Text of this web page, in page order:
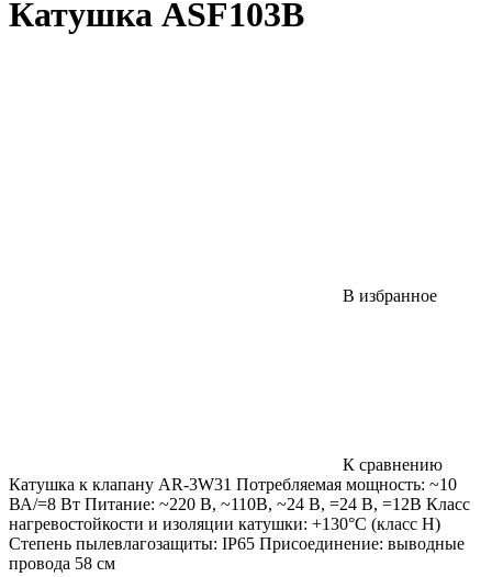
Катушка ASF103B
В избранное
К сравнению
Катушка к клапану AR-3W31 Потребляемая мощность: ~10
ВА/=8 Вт Питание: ~220 В, ~110В, ~24 В, =24 В, =12В Класс
нагревостойкости и изоляции катушки: +130°С (класс Н)
Степень пылевлагозащиты: IP65 Присоединение: выводные
провода 58 см